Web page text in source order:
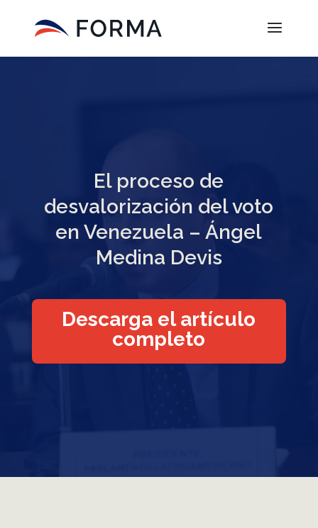
El proceso de
desvalorización del voto
en Venezuela – Ángel
Medina Devis
Descarga el artículo
completo